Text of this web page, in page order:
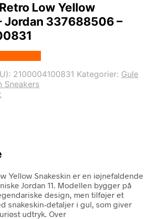
Low Yellow
Jordan 337688506 –
2100004100831 Kategorier: Gule
Sneakers
Yellow Snakeskin er en iøjnefaldende
Jordan 11. Modellen bygger på
design, men tilføjer et
snakeskin-detaljer i gul, som giver
udtryk. Over